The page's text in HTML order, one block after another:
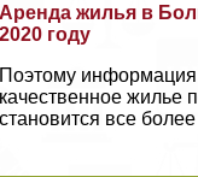
Аренда жилья в
2020 году
Поэтому информация
качественное жилье
становится все